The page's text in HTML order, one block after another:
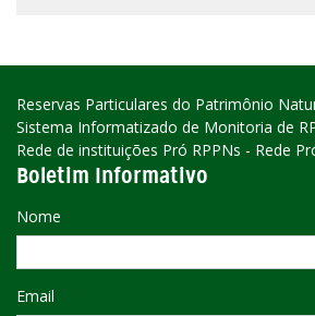
Reservas Particulares do Patrimônio
Sistema Informatizado de Monitoria de
Rede de instituições Pró RPPNs - Rede
Boletim Informativo
Nome
Email